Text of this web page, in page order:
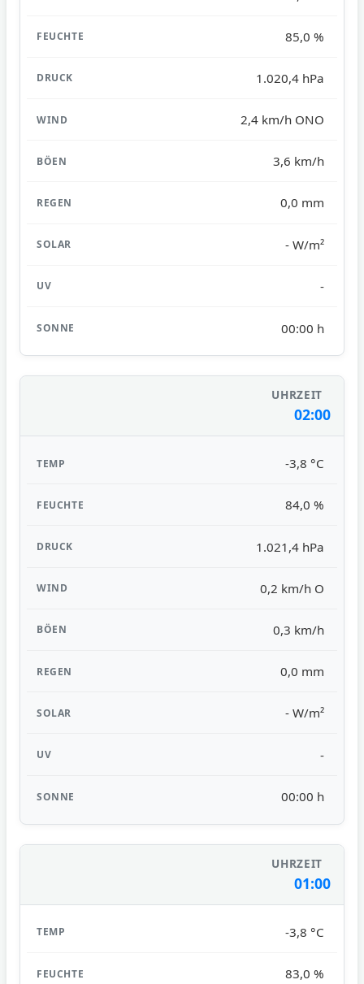
85,0 %
1.020,4 hPa
2,4 km/h ONO
3,6 km/h
0,0 mm
- W/m²
-
00:00 h
02:00
-3,8 °C
84,0 %
1.021,4 hPa
0,2 km/h O
0,3 km/h
0,0 mm
- W/m²
-
00:00 h
01:00
-3,8 °C
83,0 %